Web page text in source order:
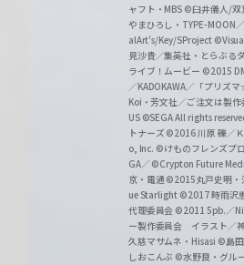
ャフト・MBS ©臼井儀人/双
やまひろし・TYPE-MOON
alArt's/Key/SProject
見沙貴／集英社・とらぶる
ライブ！ムービー ©2015
／KADOKAWA／「プリズ
Koi・芳文社／ご注文は製作
US ©SEGA All rights
トナーズ©2016 川原 礫／
o, Inc. ©けものフレンズプ
GA／ ©Crypton Future
京・電通 ©2015丸戸史明・
ue Starlight ©2017 時雨沢
代理委員会 ©2011 5pb.／
ー製作委員会 イラスト／
久慈マサムネ・Hisasi ©島
しおこんぶ ©水野良・グル